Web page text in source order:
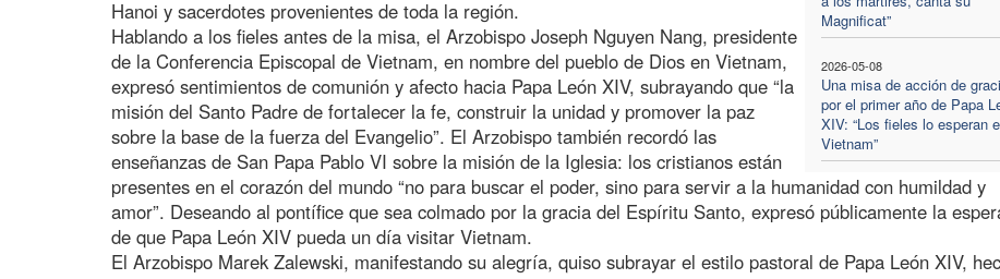
Magnificat”
2026-05-08
Una misa de acción de
por el primer año de Papa
XIV: “Los fieles lo esperan
Vietnam”
Hanoi y sacerdotes provenientes de toda la región.
Hablando a los fieles antes de la misa, el Arzobispo Joseph Nguyen Nang, presidente
de la Conferencia Episcopal de Vietnam, en nombre del pueblo de Dios en Vietnam,
expresó sentimientos de comunión y afecto hacia Papa León XIV, subrayando que “la
misión del Santo Padre de fortalecer la fe, construir la unidad y promover la paz
sobre la base de la fuerza del Evangelio”. El Arzobispo también recordó las
enseñanzas de San Papa Pablo VI sobre la misión de la Iglesia: los cristianos están
presentes en el corazón del mundo “no para buscar el poder, sino para servir a la humanidad con humildad y
amor”. Deseando al pontífice que sea colmado por la gracia del Espíritu Santo, expresó públicamente la
de que Papa León XIV pueda un día visitar Vietnam.
El Arzobispo Marek Zalewski, manifestando su alegría, quiso subrayar el estilo pastoral de Papa León XIV,